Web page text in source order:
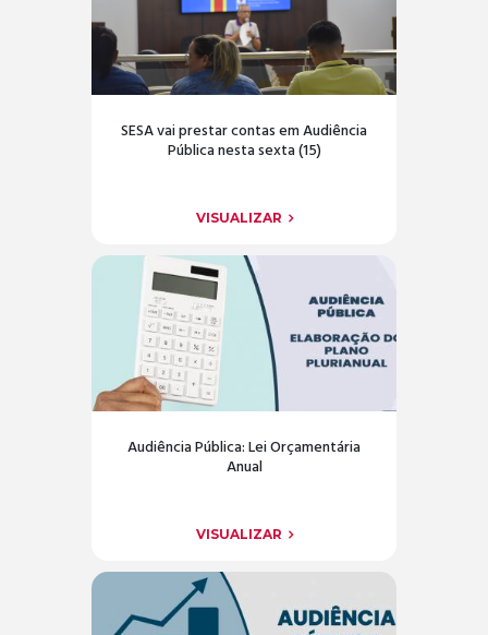
SESA vai prestar contas em Audiência
Pública nesta sexta (15)
VISUALIZAR
Audiência Pública: Lei Orçamentária
Anual
VISUALIZAR